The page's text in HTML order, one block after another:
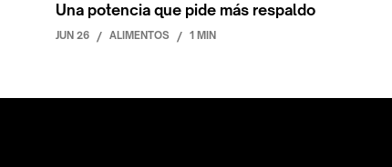
Una potencia que pide más respaldo
JUN 26 / ALIMENTOS / 1 MIN